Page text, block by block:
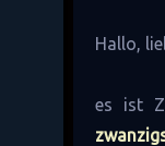
Hallo,
es ist